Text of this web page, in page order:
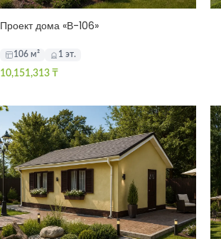
Проект дома «В-106»
106 м² 1 эт.
10,151,313 ₸